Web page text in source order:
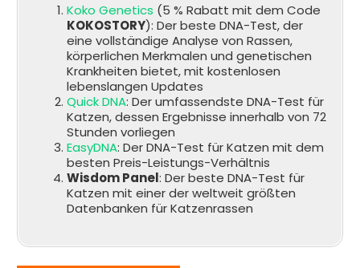
Koko Genetics (5 % Rabatt mit dem Code
KOKOSTORY): Der beste DNA-Test, der
eine vollständige Analyse von Rassen,
körperlichen Merkmalen und genetischen
Krankheiten bietet, mit kostenlosen
lebenslangen Updates
Quick DNA: Der umfassendste DNA-Test für
Katzen, dessen Ergebnisse innerhalb von 72
Stunden vorliegen
EasyDNA: Der DNA-Test für Katzen mit dem
besten Preis-Leistungs-Verhältnis
Wisdom Panel: Der beste DNA-Test für
Katzen mit einer der weltweit größten
Datenbanken für Katzenrassen